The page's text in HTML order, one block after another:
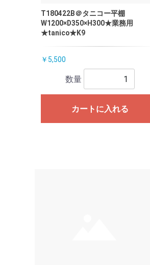
T180422B＠タニコー平棚
W1200×D350×H300★業務用
★tanico★K9
￥5,500
数量
カートに入れる